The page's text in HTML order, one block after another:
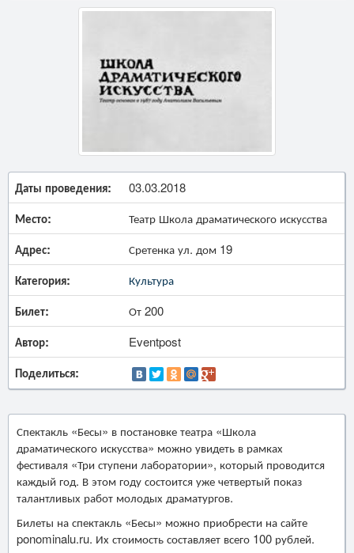
Даты проведения: 03.03.2018
Место: Театр Школа драматического искусства
Адрес: Сретенка ул. дом 19
Категория: Культура
Билет: От 200
Автор: Eventpost
Поделиться:
Спектакль «Бесы» в постановке театра «Школа
драматического искусства» можно увидеть в рамках
фестиваля «Три ступени лаборатории», который проводится
каждый год. В этом году состоится уже четвертый показ
талантливых работ молодых драматургов.
Билеты на спектакль «Бесы» можно приобрести на сайте
ponominalu.ru. Их стоимость составляет всего 100 рублей.